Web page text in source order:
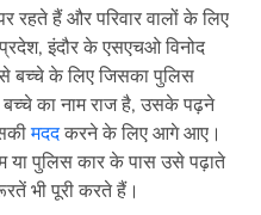
रहते हैं और परिवार वालों के लिए
इंदौर के एसएचओ विनोद
बच्चे के लिए जिसका पुलिस
का नाम राज है, उसके पढ़ने
मददकरने के लिए आगे आए।
या पुलिस कार के पास उसे पढ़ाते
भी पूरी करते हैं।